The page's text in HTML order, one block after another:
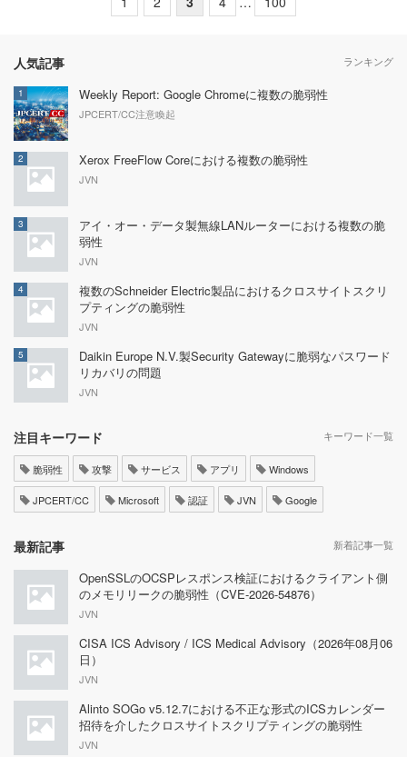
人気記事 ランキング
1 Weekly Report: Google Chromeに複数の脆弱性
JPCERT/CC注意喚起
2 Xerox FreeFlow Coreにおける複数の脆弱性
JVN
3
アイ・オー・データ製無線LANルーターにおける複数の脆
弱性
JVN
4
複数のSchneider Electric製品におけるクロスサイトスクリ
プティングの脆弱性
JVN
5
Daikin Europe N.V.製Security Gatewayに脆弱なパスワード
リカバリの問題
JVN
注目キーワード キーワード一覧
脆弱性 攻撃 サービス アプリ Windows
JPCERT/CC Microsoft 認証 JVN Google
最新記事 新着記事一覧
OpenSSLのOCSPレスポンス検証におけるクライアント側
のメモリリークの脆弱性（CVE-2026-54876）
JVN
CISA ICS Advisory / ICS Medical Advisory（2026年08月06
日）
JVN
Alinto SOGo v5.12.7における不正な形式のICSカレンダー
招待を介したクロスサイトスクリプティングの脆弱性
JVN